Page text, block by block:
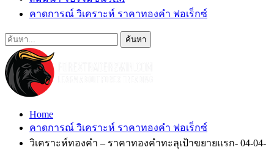
คาดการณ์ วิเคราะห์ ราคาทองคำ ฟอเร็กซ์
Home
คาดการณ์ วิเคราะห์ ราคาทองคำ ฟอเร็กซ์
วิเคราะห์ทองคำ – ราคาทองคำทะลุเป้าขยายแรก- 04-04-